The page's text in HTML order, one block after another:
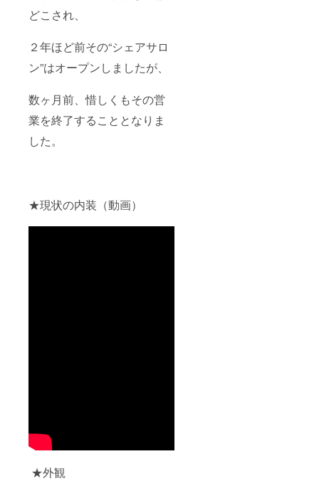
どこされ、
２年ほど前その“シェアサロ
ン”はオープンしましたが、
数ヶ月前、惜しくもその営
業を終了することとなりま
した。
★現状の内装（動画）
★外観